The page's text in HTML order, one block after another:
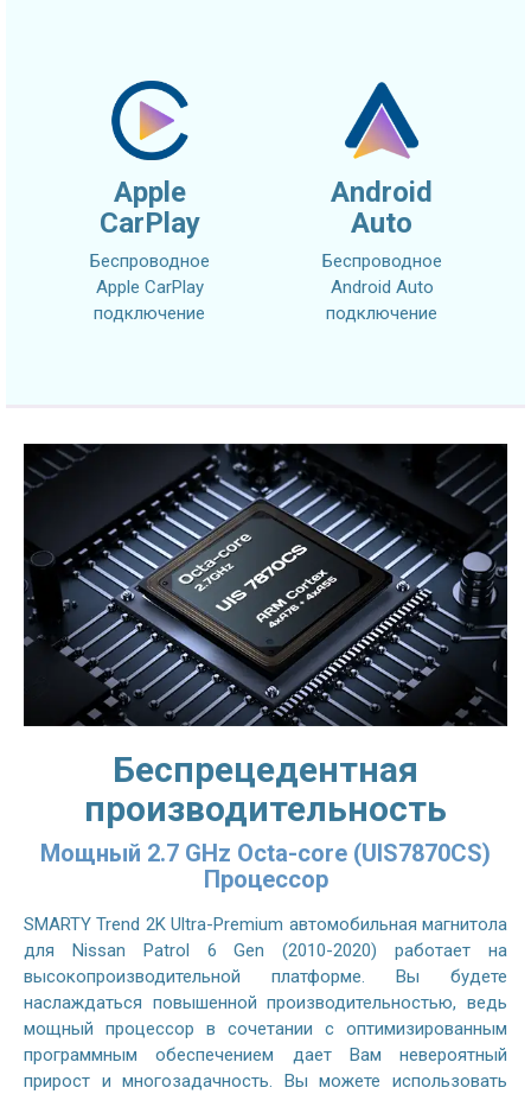
Apple
CarPlay
Беспроводное
Apple CarPlay
подключение
Android
Auto
Беспроводное
Android Auto
подключение
Беспрецедентная
производительность
Мощный 2.7 GHz Octa-core (UIS7870CS)
Процессор
SMARTY Trend 2K Ultra-Premium автомобильная магнитола
для Nissan Patrol 6 Gen (2010-2020) работает на
высокопроизводительной платформе. Вы будете
наслаждаться повышенной производительностью, ведь
мощный процессор в сочетании с оптимизированным
программным обеспечением дает Вам невероятный
прирост и многозадачность. Вы можете использовать